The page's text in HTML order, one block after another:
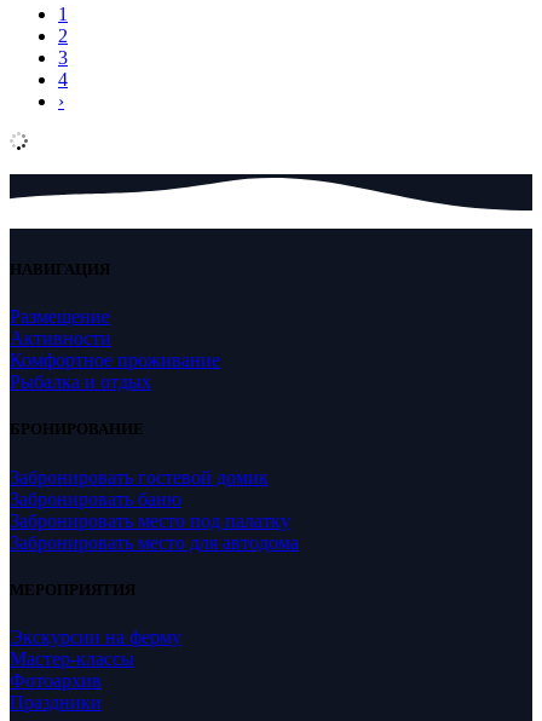
1
2
3
4
›
НАВИГАЦИЯ
Размещение
Активности
Комфортное проживание
Рыбалка и отдых
БРОНИРОВАНИЕ
Забронировать гостевой домик
Забронировать баню
Забронировать место под палатку
Забронировать место для автодома
МЕРОПРИЯТИЯ
Экскурсии на ферму
Мастер-классы
Фотоархив
Праздники